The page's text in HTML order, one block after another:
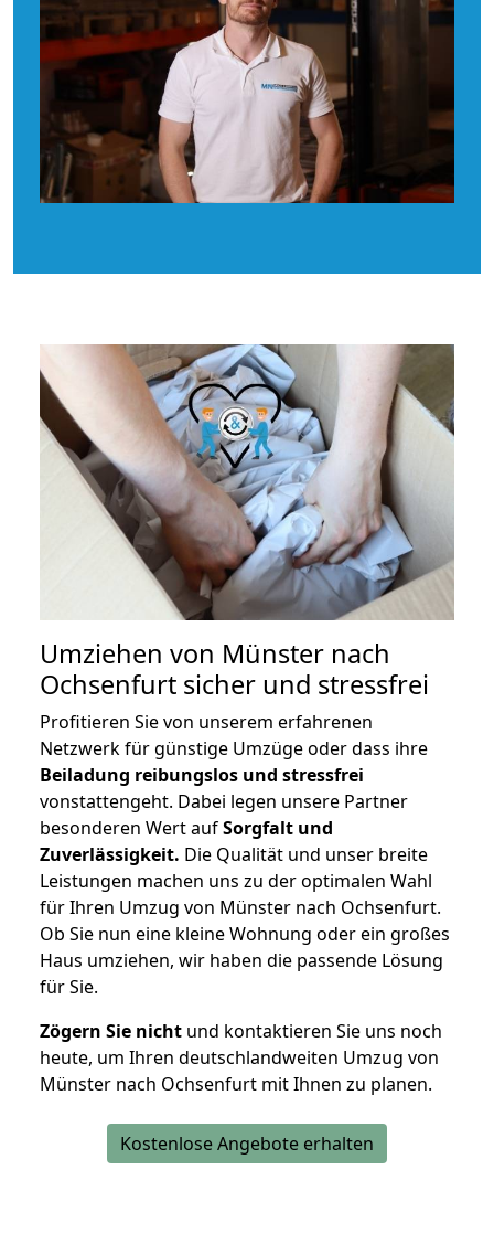
Umziehen von Münster nach
Ochsenfurt sicher und stressfrei
Profitieren Sie von unserem erfahrenen
Netzwerk für günstige Umzüge oder dass ihre
Beiladung reibungslos und stressfrei
vonstattengeht. Dabei legen unsere Partner
besonderen Wert aufSorgfalt und
Zuverlässigkeit. Die Qualität und unser breite
Leistungen machen uns zu der optimalen Wahl
für Ihren Umzug von Münster nach Ochsenfurt.
Ob Sie nun eine kleine Wohnung oder ein großes
Haus umziehen, wir haben die passende Lösung
für Sie.
Zögern Sie nicht und kontaktieren Sie uns noch
heute, um Ihren deutschlandweiten Umzug von
Münster nach Ochsenfurt mit Ihnen zu planen.
Kostenlose Angebote erhalten